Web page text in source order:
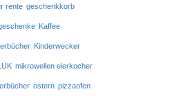
rente geschenkkorb
Kaffee
Kinderwecker
mikrowellen eierkocher
ostern pizzaofen